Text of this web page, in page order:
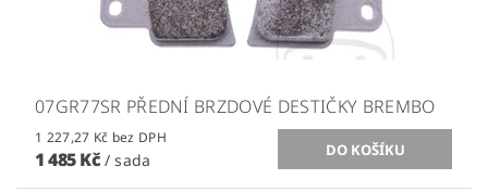
07GR77SR PŘEDNÍ BRZDOVÉ DESTIČKY BREMBO
1 227,27 Kč bez DPH
1 485 Kč / sada